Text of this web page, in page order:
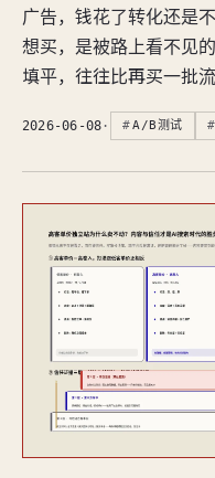
广告，钱花了转化还是
想买，是被路上看不见
填平，往往比再买一批
2026-06-08 · A/B测试